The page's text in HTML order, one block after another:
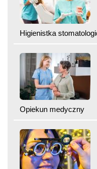
Higienistka
Opiekun medyczny